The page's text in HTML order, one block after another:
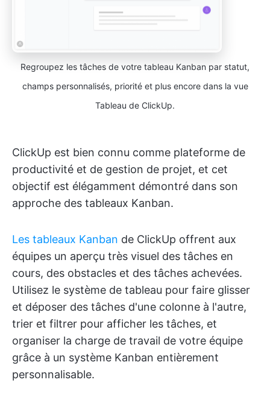
Regroupez les tâches de votre tableau Kanban par statut,
champs personnalisés, priorité et plus encore dans la vue
Tableau de ClickUp.
ClickUp est bien connu comme plateforme de
productivité et de gestion de projet, et cet
objectif est élégamment démontré dans son
approche des tableaux Kanban.
Les tableaux Kanban de ClickUp offrent aux
équipes un aperçu très visuel des tâches en
cours, des obstacles et des tâches achevées.
Utilisez le système de tableau pour faire glisser
et déposer des tâches d'une colonne à l'autre,
trier et filtrer pour afficher les tâches, et
organiser la charge de travail de votre équipe
grâce à un système Kanban entièrement
personnalisable.